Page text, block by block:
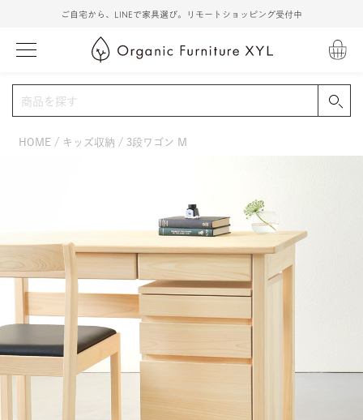
ご自宅から、LINEで家具選び。リモートショッピング受付中
HOME キッズ収納 3段ワゴン M